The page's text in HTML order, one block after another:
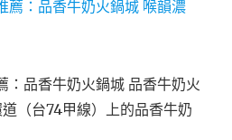
：品香牛奶火鍋城 品香牛奶火
（台74甲線）上的品香牛奶